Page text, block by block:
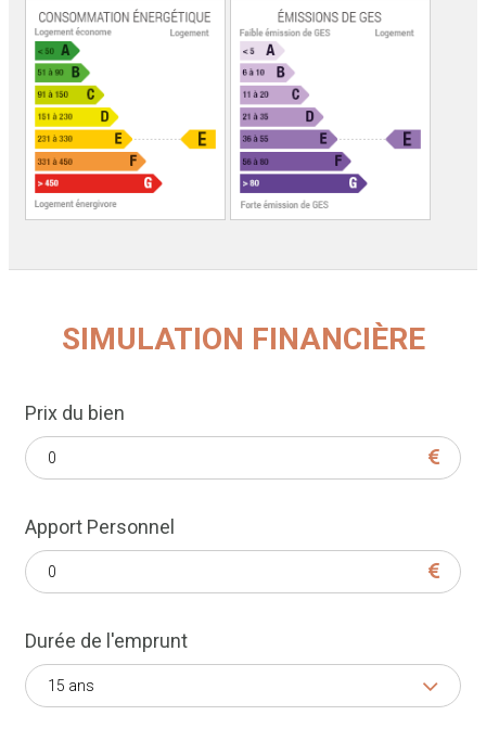
SIMULATION FINANCIÈRE
Prix du bien
Apport Personnel
Durée de l'emprunt
15 ans